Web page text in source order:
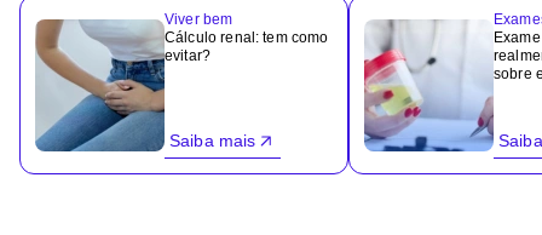
Viver bem
Cálculo renal: tem como
evitar?
Saiba mais
sobre